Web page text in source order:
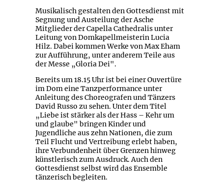
Musikalisch gestalten den Gottesdienst mit
Segnung und Austeilung der Asche
Mitglieder der Capella Cathedralis unter
Leitung von Domkapellmeisterin Lucia
Hilz. Dabei kommen Werke von Max Eham
zur Aufführung, unter anderem Teile aus
der Messe „Gloria Dei".
Bereits um 18.15 Uhr ist bei einer Ouvertüre
im Dom eine Tanzperformance unter
Anleitung des Choreografen und Tänzers
David Russo zu sehen. Unter dem Titel
„Liebe ist stärker als der Hass – Kehr um
und glaube" bringen Kinder und
Jugendliche aus zehn Nationen, die zum
Teil Flucht und Vertreibung erlebt haben,
ihre Verbundenheit über Grenzen hinweg
künstlerisch zum Ausdruck. Auch den
Gottesdienst selbst wird das Ensemble
tänzerisch begleiten.